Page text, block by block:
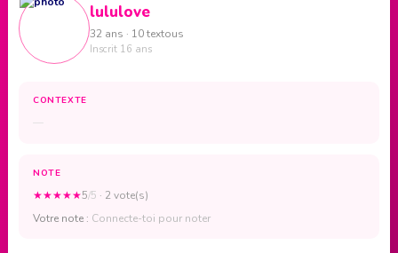
lululove
32 ans · 10 textous
Inscrit 16 ans
CONTEXTE
—
NOTE
★★★★★5/5 · 2 vote(s)
Votre note : Connecte-toi pour noter